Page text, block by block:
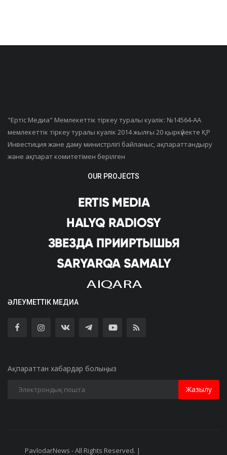
"Ертiс Медиа" Мемлекеттік тіркеу туралы куәлік: №14564-АА
мемлекеттік тіркеу туралы куәлік 2014 жылғы 20 қыркүйекте ҚР
Инвестиция және даму министрлігі байланыс, ақпараттандыру
және ақпарат комитетімен берілген
OUR PROJECTS
ӘЛЕУМЕТТІК МЕДИА
Ақпараттан хабардар болыңыз
Жазылу
PavlodarNews - All Rights Reserved. |